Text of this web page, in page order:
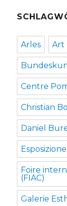
Arles Art
Centre
Christian
Daniel
Foire
(FIAC)
Galerie